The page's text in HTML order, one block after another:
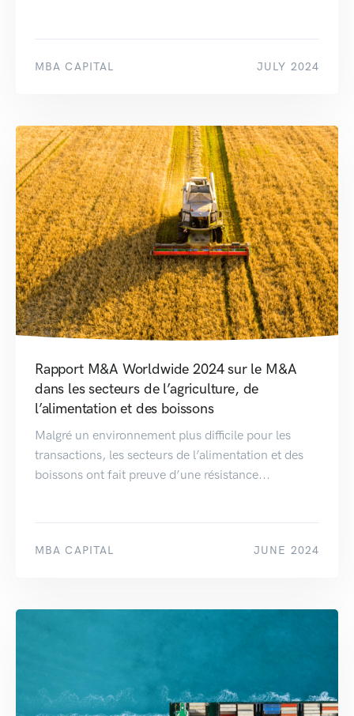
MBA CAPITAL JULY 2024
Rapport M&A Worldwide 2024 sur le M&A
dans les secteurs de l’agriculture, de
l’alimentation et des boissons
Malgré un environnement plus difficile pour les
transactions, les secteurs de l’alimentation et des
boissons ont fait preuve d’une résistance...
MBA CAPITAL JUNE 2024